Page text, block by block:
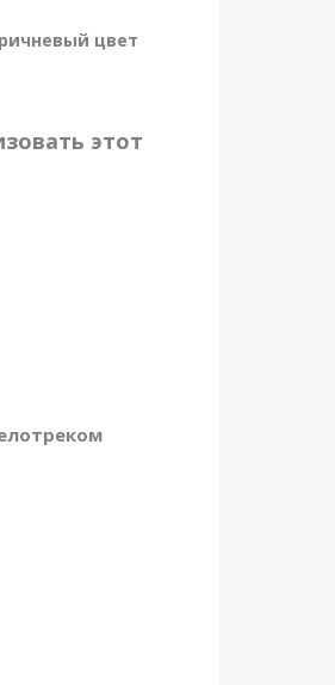
цвет
этот